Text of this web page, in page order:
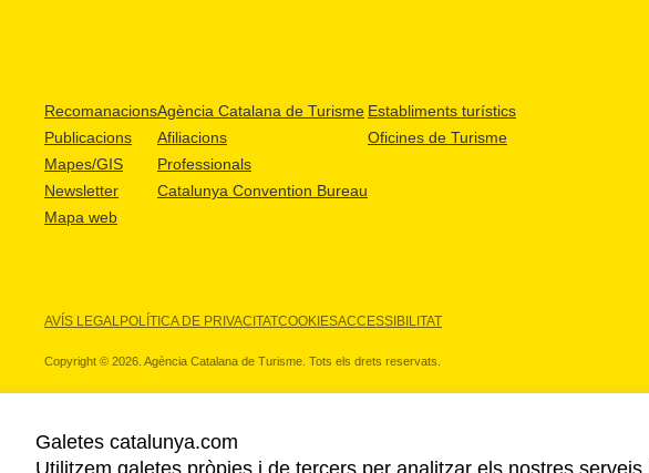
Recomanacions
Publicacions
Mapes/GIS
Newsletter
Mapa web
Agència Catalana de Turisme
Afiliacions
Professionals
Catalunya Convention Bureau
Establiments turístics
Oficines de Turisme
AVÍS LEGALPOLÍTICA DE PRIVACITATCOOKIESACCESSIBILITAT
Copyright © 2026. Agència Catalana de Turisme. Tots els drets reservats.
Galetes catalunya.com
Utilitzem galetes pròpies i de tercers per analitzar els nostres